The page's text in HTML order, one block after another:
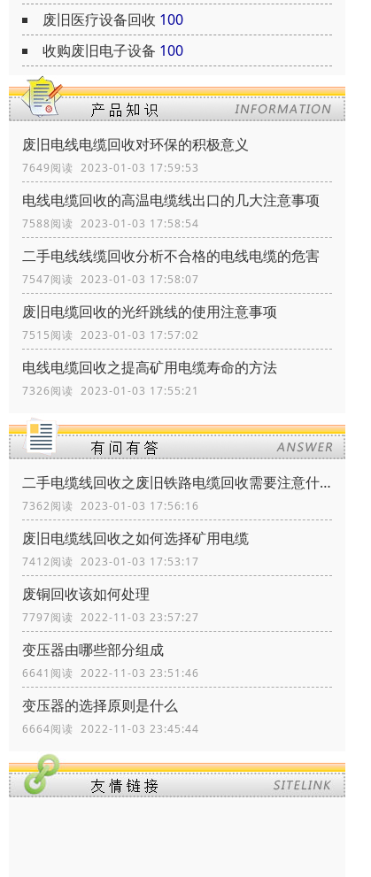
废旧医疗设备回收 100
收购废旧电子设备 100
废旧电线电缆回收对环保的积极意义
7649阅读 2023-01-03 17:59:53
电线电缆回收的高温电缆线出口的几大注意事项
7588阅读 2023-01-03 17:58:54
二手电线线缆回收分析不合格的电线电缆的危害
7547阅读 2023-01-03 17:58:07
废旧电缆回收的光纤跳线的使用注意事项
7515阅读 2023-01-03 17:57:02
电线电缆回收之提高矿用电缆寿命的方法
7326阅读 2023-01-03 17:55:21
二手电缆线回收之废旧铁路电缆回收需要注意什么
7362阅读 2023-01-03 17:56:16
废旧电缆线回收之如何选择矿用电缆
7412阅读 2023-01-03 17:53:17
废铜回收该如何处理
7797阅读 2022-11-03 23:57:27
变压器由哪些部分组成
6641阅读 2022-11-03 23:51:46
变压器的选择原则是什么
6664阅读 2022-11-03 23:45:44